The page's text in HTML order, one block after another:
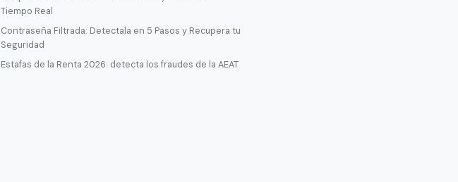
Tiempo Real
Contraseña Filtrada: Detectala en 5 Pasos y Recupera tu
Seguridad
Estafas de la Renta 2026: detecta los fraudes de la AEAT